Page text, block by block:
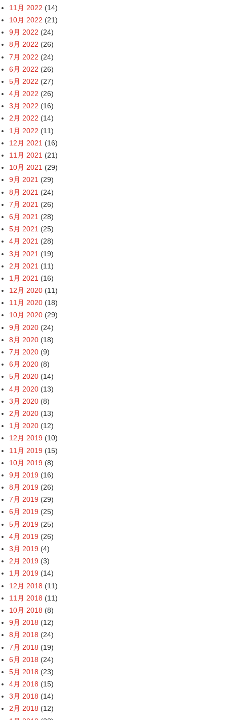
11月 2022 (14)
10月 2022 (21)
9月 2022 (24)
8月 2022 (26)
7月 2022 (24)
6月 2022 (26)
5月 2022 (27)
4月 2022 (26)
3月 2022 (16)
2月 2022 (14)
1月 2022 (11)
12月 2021 (16)
11月 2021 (21)
10月 2021 (29)
9月 2021 (29)
8月 2021 (24)
7月 2021 (26)
6月 2021 (28)
5月 2021 (25)
4月 2021 (28)
3月 2021 (19)
2月 2021 (11)
1月 2021 (16)
12月 2020 (11)
11月 2020 (18)
10月 2020 (29)
9月 2020 (24)
8月 2020 (18)
7月 2020 (9)
6月 2020 (8)
5月 2020 (14)
4月 2020 (13)
3月 2020 (8)
2月 2020 (13)
1月 2020 (12)
12月 2019 (10)
11月 2019 (15)
10月 2019 (8)
9月 2019 (16)
8月 2019 (26)
7月 2019 (29)
6月 2019 (25)
5月 2019 (25)
4月 2019 (26)
3月 2019 (4)
2月 2019 (3)
1月 2019 (14)
12月 2018 (11)
11月 2018 (11)
10月 2018 (8)
9月 2018 (12)
8月 2018 (24)
7月 2018 (19)
6月 2018 (24)
5月 2018 (23)
4月 2018 (15)
3月 2018 (14)
2月 2018 (12)